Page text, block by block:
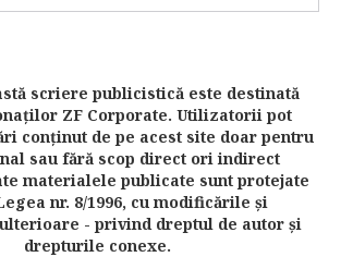
scriere publicistică este destinată
ZF Corporate. Utilizatorii pot
conţinut de pe acest site doar pentru
sau fără scop direct ori indirect
materialele publicate sunt protejate
nr. 8/1996, cu modificările şi
- privind dreptul de autor şi
drepturile conexe.